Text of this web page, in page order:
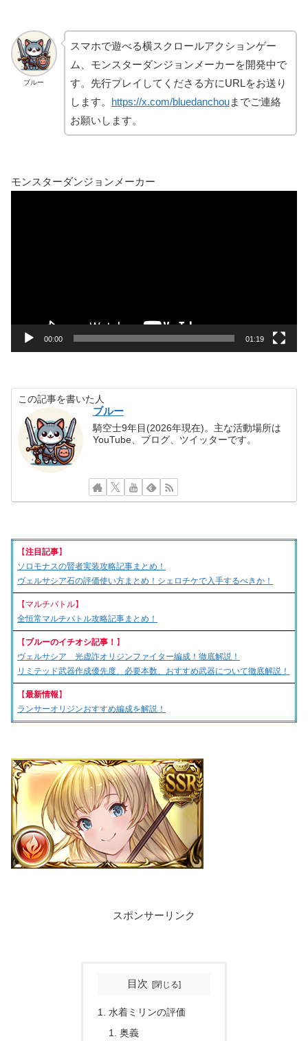
ブルー
スマホで遊べる横スクロールアクションゲー
ム、モンスターダンジョンメーカーを開発中で
す。先行プレイしてくださる方にURLをお送り
します。 https://x.com/bluedanchouまでご連絡
お願いします。
モンスターダンジョンメーカー
00:00 01:19
この記事を書いた人
ブルー
騎空士9年目(2026年現在)。主な活動場所は
YouTube、ブログ、ツイッターです。
【注目記事】
ソロモナスの賢者実装攻略記事まとめ！
ヴェルサシア石の評価使い方まとめ！シェロチケで入手するべきか！
【マルチバトル】
全恒常マルチバトル攻略記事まとめ！
【ブルーのイチオシ記事！ 】
ヴェルサシア 光虚詐オリジンファイター編成！徹底解説！
リミテッド武器作成優先度、必要本数、おすすめ武器について徹底解説！
【最新情報】
ランサーオリジンおすすめ編成を解説！
スポンサーリンク
目次
水着ミリンの評価
奥義